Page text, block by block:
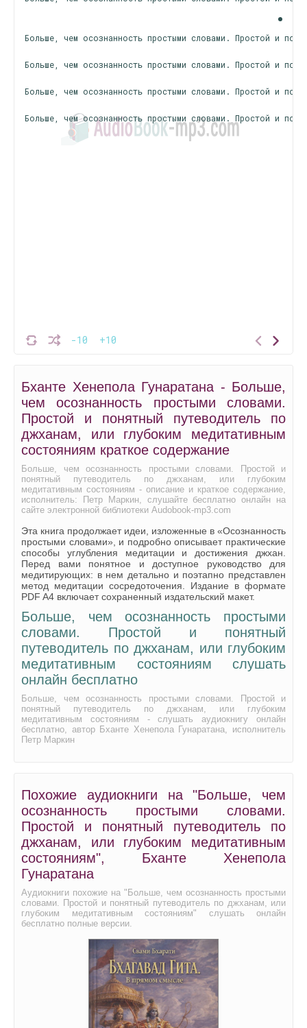
-10 +10
Больше, чем осознанность простыми словами. Простой и
Больше, чем осознанность простыми словами. Простой и
Больше, чем осознанность простыми словами. Простой и
Больше, чем осознанность простыми словами. Простой и
Бханте Хенепола Гунаратана - Больше,
чем осознанность простыми словами.
Простой и понятный путеводитель по
джханам, или глубоким медитативным
состояниям краткое содержание
Больше, чем осознанность простыми словами. Простой и
понятный путеводитель по джханам, или глубоким
медитативным состояниям - описание и краткое содержание,
исполнитель: Петр Маркин, слушайте бесплатно онлайн на
сайте электронной библиотеки Audobook-mp3.com
Эта книга продолжает идеи, изложенные в «Осознанность
простыми словами», и подробно описывает практические
способы углубления медитации и достижения джхан.
Перед вами понятное и доступное руководство для
медитирующих: в нем детально и поэтапно представлен
метод медитации сосредоточения. Издание в формате
PDF A4 включает сохраненный издательский макет.
Больше, чем осознанность простыми
словами. Простой и понятный
путеводитель по джханам, или глубоким
медитативным состояниям слушать
онлайн бесплатно
Больше, чем осознанность простыми словами. Простой и
понятный путеводитель по джханам, или глубоким
медитативным состояниям - слушать аудиокнигу онлайн
бесплатно, автор Бханте Хенепола Гунаратана, исполнитель
Петр Маркин
Похожие аудиокниги на "Больше, чем
осознанность простыми словами.
Простой и понятный путеводитель по
джханам, или глубоким медитативным
состояниям", Бханте Хенепола
Гунаратана
Аудиокниги похожие на "Больше, чем осознанность простыми
словами. Простой и понятный путеводитель по джханам, или
глубоким медитативным состояниям" слушать онлайн
бесплатно полные версии.